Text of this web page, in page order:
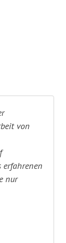
von
erfahrenen
nur